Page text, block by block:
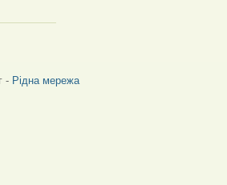
- Рідна мережа